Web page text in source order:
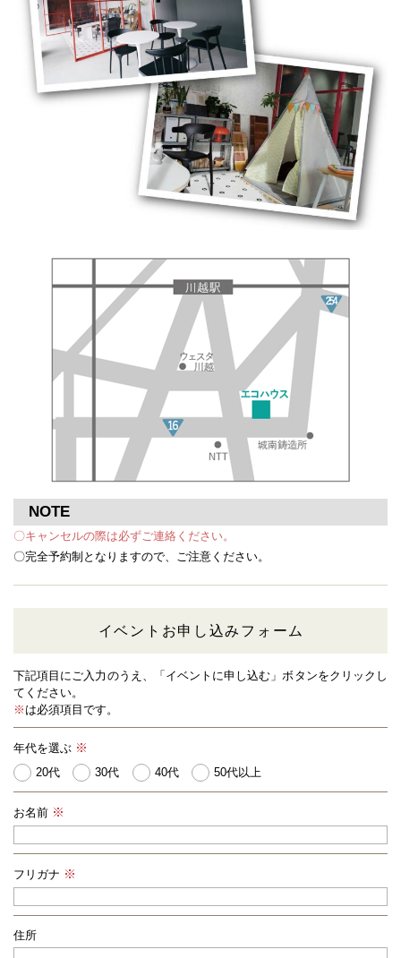
NOTE
〇キャンセルの際は必ずご連絡ください。
〇完全予約制となりますので、ご注意ください。
イベントお申し込みフォーム
下記項目にご入力のうえ、「イベントに申し込む」ボタンをクリックし
てください。
※ は必須項目です。
年代を選ぶ
20代
30代 40代 50代以上
お名前
フリガナ
住所